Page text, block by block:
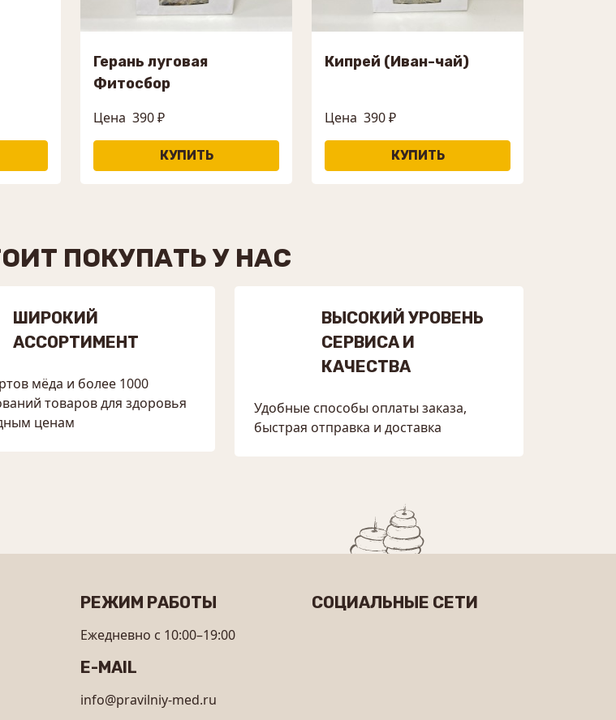
Герань луговая
Фитосбор
Цена 390 ₽
Кипрей (Иван-чай)
Цена 390 ₽
ПОКУПАТЬ У НАС
ШИРОКИЙ
АССОРТИМЕНТ
мёда и более 1000
товаров для здоровья
ценам
ВЫСОКИЙ УРОВЕНЬ
СЕРВИСА И
КАЧЕСТВА
Удобные способы оплаты заказа,
быстрая отправка и доставка
РЕЖИМ РАБОТЫ
Ежедневно с 10:00–19:00
E-MAIL
info@pravilniy-med.ru
СОЦИАЛЬНЫЕ СЕТИ